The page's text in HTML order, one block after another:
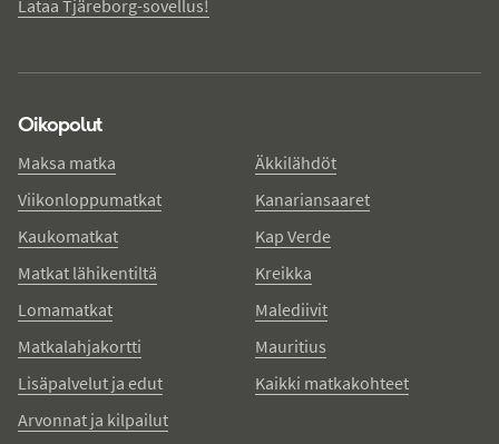
Lataa Tjäreborg-sovellus!
Oikopolut
Maksa matka
Viikonloppumatkat
Kaukomatkat
Matkat lähikentiltä
Lomamatkat
Matkalahjakortti
Lisäpalvelut ja edut
Arvonnat ja kilpailut
Äkkilähdöt
Kanariansaaret
Kap Verde
Kreikka
Malediivit
Mauritius
Kaikki matkakohteet